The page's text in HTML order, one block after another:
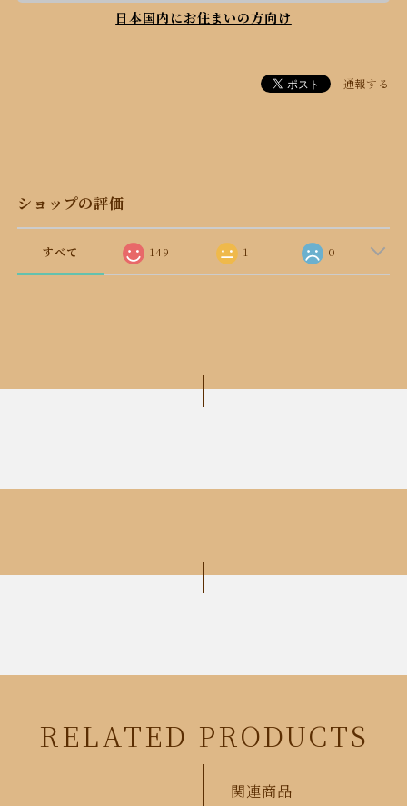
日本国内にお住まいの方向け
通報する
ショップの評価
すべて 149 1 0
RELATED PRODUCTS
関連商品